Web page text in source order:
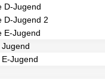
D-Jugend
D-Jugend 2​
E-Jugend
Jugend